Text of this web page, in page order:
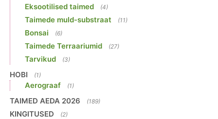
Eksootilised taimed (4)
Taimede muld-substraat (11)
Bonsai (6)
Taimede Terraariumid (27)
Tarvikud (3)
HOBI (1)
Aerograaf (1)
TAIMED AEDA 2026 (189)
KINGITUSED (2)